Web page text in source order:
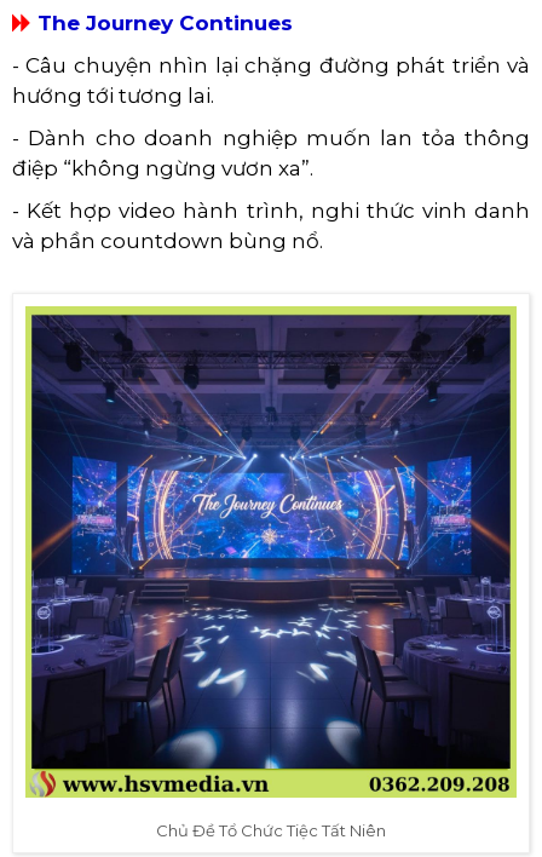
The Journey Continues
- Câu chuyện nhìn lại chặng đường phát triển và
hướng tới tương lai.
- Dành cho doanh nghiệp muốn lan tỏa thông
điệp “không ngừng vươn xa”.
- Kết hợp video hành trình, nghi thức vinh danh
và phần countdown bùng nổ.
Chủ Đề Tổ Chức Tiệc Tất Niên